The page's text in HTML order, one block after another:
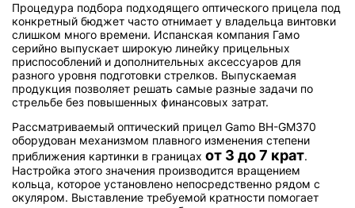
Процедура подбора подходящего оптического прицела под
конкретный бюджет часто отнимает у владельца винтовки
слишком много времени. Испанская компания Гамо
серийно выпускает широкую линейку прицельных
приспособлений и дополнительных аксессуаров для
разного уровня подготовки стрелков. Выпускаемая
продукция позволяет решать самые разные задачи по
стрельбе без повышенных финансовых затрат.
Рассматриваемый оптический прицел Gamo BH-GM370
оборудован механизмом плавного изменения степени
приближения картинки в границах от 3 до 7 крат.
Настройка этого значения производится вращением
кольца, которое установлено непосредственно рядом с
окуляром. Выставление требуемой кратности помогает